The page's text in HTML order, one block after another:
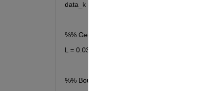
data_k = [13.1947,0.0126919];
%% Geometry
L = 0.03;
%% Boundary conditions